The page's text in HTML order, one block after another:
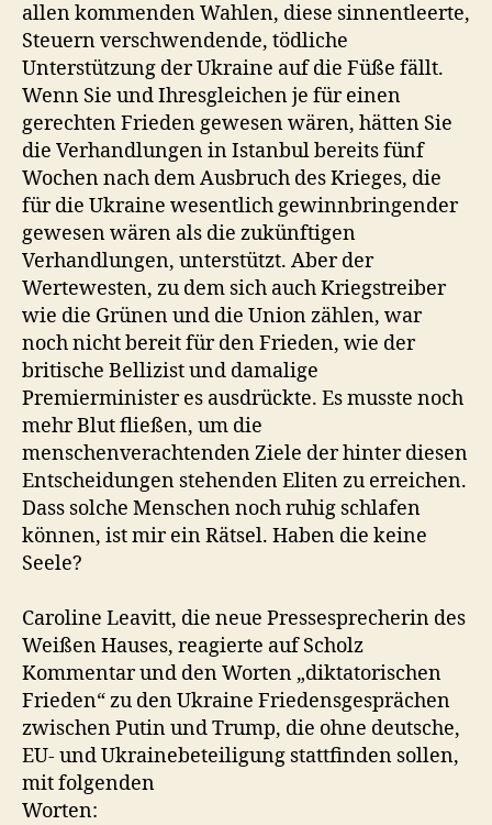
allen kommenden Wahlen, diese sinnentleerte,
Steuern verschwendende, tödliche
Unterstützung der Ukraine auf die Füße fällt.
Wenn Sie und Ihresgleichen je für einen
gerechten Frieden gewesen wären, hätten Sie
die Verhandlungen in Istanbul bereits fünf
Wochen nach dem Ausbruch des Krieges, die
für die Ukraine wesentlich gewinnbringender
gewesen wären als die zukünftigen
Verhandlungen, unterstützt. Aber der
Wertewesten, zu dem sich auch Kriegstreiber
wie die Grünen und die Union zählen, war
noch nicht bereit für den Frieden, wie der
britische Bellizist und damalige
Premierminister es ausdrückte. Es musste noch
mehr Blut fließen, um die
menschenverachtenden Ziele der hinter diesen
Entscheidungen stehenden Eliten zu erreichen.
Dass solche Menschen noch ruhig schlafen
können, ist mir ein Rätsel. Haben die keine
Seele?
Caroline Leavitt, die neue Pressesprecherin des
Weißen Hauses, reagierte auf Scholz
Kommentar und den Worten „diktatorischen
Frieden“ zu den Ukraine Friedensgesprächen
zwischen Putin und Trump, die ohne deutsche,
EU- und Ukrainebeteiligung stattfinden sollen,
mit folgenden
Worten: